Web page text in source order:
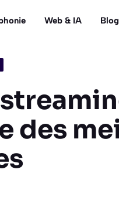
Web & IA Blog
des